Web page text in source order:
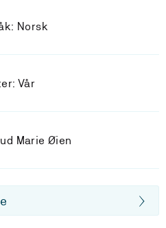
Norsk
Vår
Marie Øien